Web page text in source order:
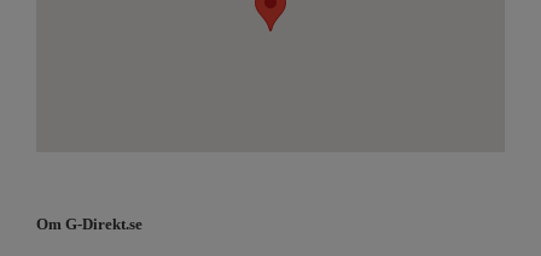
Om G-Direkt.se